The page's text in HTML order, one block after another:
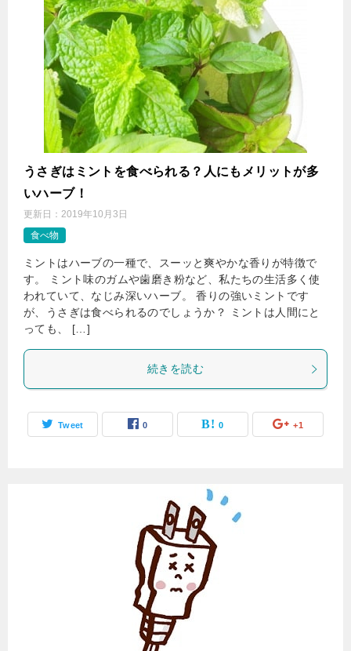
うさぎはミントを食べられる？人にもメリットが多
いハーブ！
更新日： 2019年10月3日
食べ物
ミントはハーブの一種で、スーッと爽やかな香りが特徴で
す。 ミント味のガムや歯磨き粉など、私たちの生活多く使
われていて、なじみ深いハーブ。 香りの強いミントです
が、うさぎは食べられるのでしょうか？ ミントは人間にと
っても、 […]
続きを読む
Tweet 0 0 +1